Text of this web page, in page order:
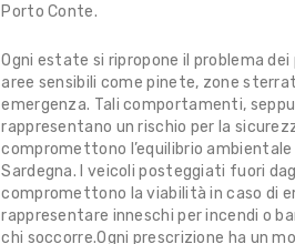
Porto Conte.
Ogni estate si ripropone il problema
aree sensibili come pinete, zone
emergenza. Tali comportamenti,
rappresentano un rischio per la
compromettono l’equilibrio
Sardegna. I veicoli posteggiati fuori
compromettono la viabilità in caso di
rappresentare inneschi per incendi o
chi soccorre.Ogni prescrizione ha un